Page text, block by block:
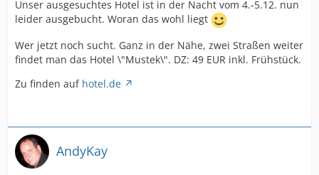
Unser ausgesuchtes Hotel ist in der Nacht vom 4.-5.12. nun
leider ausgebucht. Woran das wohl liegt
Wer jetzt noch sucht. Ganz in der Nähe, zwei Straßen weiter
findet man das Hotel \"Mustek\". DZ: 49 EUR inkl. Frühstück.
Zu finden auf hotel.de
AndyKay